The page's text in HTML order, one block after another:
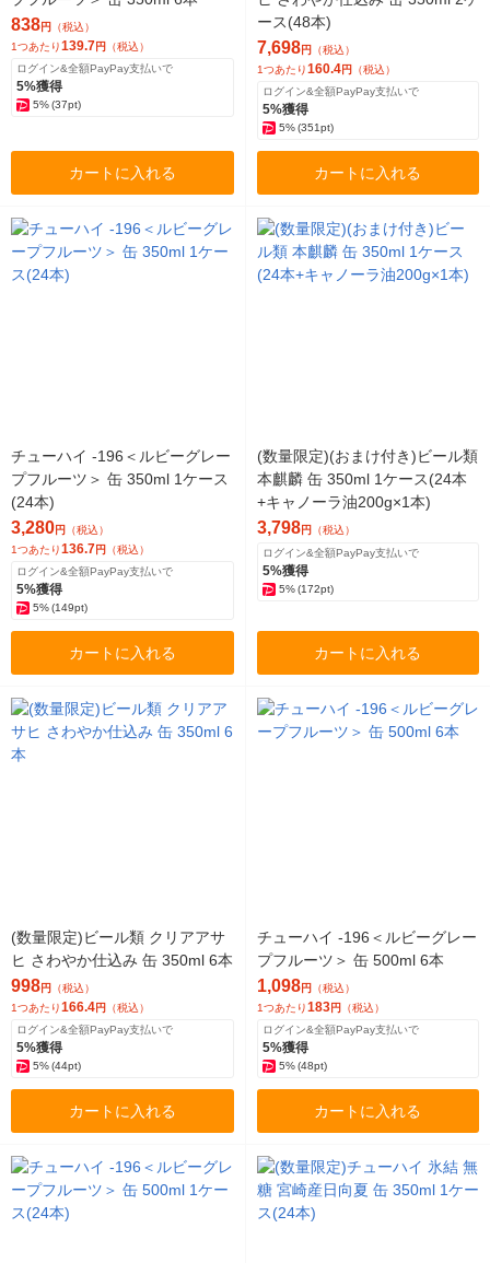
838円 （税込）
1つあたり139.7円 （税込）
ログイン&全額PayPay支払いで
5%獲得
5%(37pt)
カートに入れる
ース(48本)
7,698円 （税込）
1つあたり160.4円 （税込）
ログイン&全額PayPay支払いで
5%獲得
5% (351pt)
カートに入れる
チューハイ -196＜ルビーグレー
プフルーツ＞ 缶 350ml 1ケース
(24本)
3,280円 （税込）
1つあたり136.7円 （税込）
ログイン&全額PayPay支払いで
5%獲得
5%(149pt)
カートに入れる
(数量限定)(おまけ付き)ビール類
本麒麟 缶 350ml 1ケース(24本
+キャノーラ油200g×1本)
3,798円 （税込）
ログイン&全額PayPay支払いで
5%獲得
5% (172pt)
カートに入れる
(数量限定)ビール類 クリアアサ
ヒ さわやか仕込み 缶 350ml 6本
998円 （税込）
1つあたり166.4円 （税込）
ログイン&全額PayPay支払いで
5%獲得
5%(44pt)
カートに入れる
チューハイ -196＜ルビーグレー
プフルーツ＞ 缶 500ml 6本
1,098円 （税込）
1つあたり183円 （税込）
ログイン&全額PayPay支払いで
5%獲得
5% (48pt)
カートに入れる